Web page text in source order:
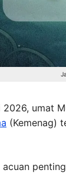
2026, umat
(Kemenag)